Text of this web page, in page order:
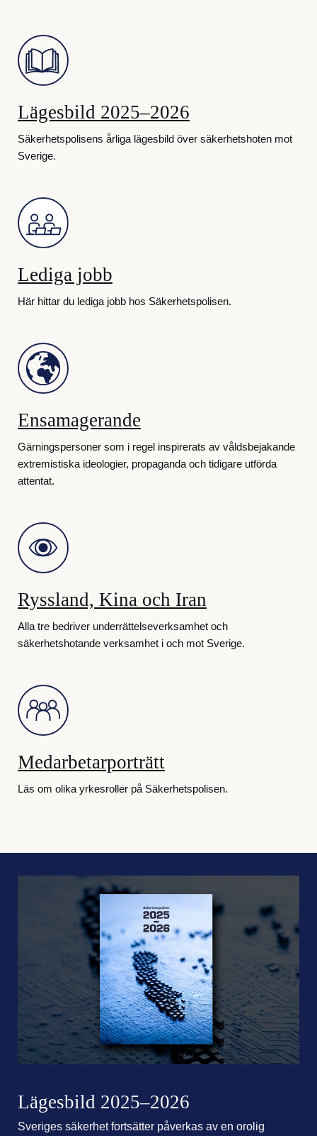
Lägesbild 2025–2026
Säkerhetspolisens årliga lägesbild över säkerhetshoten mot
Sverige.
Lediga jobb
Här hittar du lediga jobb hos Säkerhetspolisen.
Ensamagerande
Gärningspersoner som i regel inspirerats av våldsbejakande
extremistiska ideologier, propaganda och tidigare utförda
attentat.
Ryssland, Kina och Iran
Alla tre bedriver underrättelseverksamhet och
säkerhetshotande verksamhet i och mot Sverige.
Medarbetarporträtt
Läs om olika yrkesroller på Säkerhetspolisen.
Lägesbild 2025–2026
Sveriges säkerhet fortsätter påverkas av en orolig